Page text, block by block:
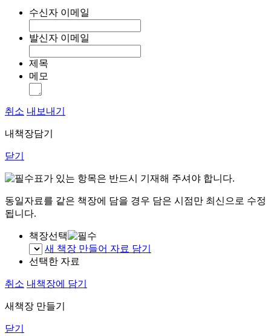
수신자 이메일
발신자 이메일
제목
메모
취소 내보내기
내책장담기
닫기
표가 있는 항목은 반드시 기재해 주셔야 합니다.
동일자료를 같은 책장에 담을 경우 담은 시점만 최신으로 수정
됩니다.
책장선택
새 책장 만들어 자료 담기
선택한 자료
취소 내책장에 담기
새책장 만들기
닫기